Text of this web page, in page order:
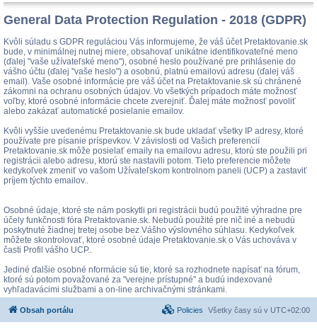
General Data Protection Regulation - 2018 (GDPR)
Kvôli súladu s GDPR reguláciou Vás informujeme, že váš účet Pretaktovanie.sk
bude, v minimálnej nutnej miere, obsahovať unikátne identifikovateľné meno
(ďalej "vaše užívateľské meno"), osobné heslo používané pre prihlásenie do
vášho účtu (ďalej "vaše heslo") a osobnú, platnú emailovú adresu (ďalej váš
email). Vaše osobné informácie pre váš účet na Pretaktovanie.sk sú chránené
zákomni na ochranu osobných údajov. Vo všetkých prípadoch máte možnosť
voľby, ktoré osobné informácie chcete zverejniť. Ďalej máte možnosť povoliť
alebo zakázať automatické posielanie emailov.
Kvôli vyššie uvedenému Pretaktovanie.sk bude ukladať všetky IP adresy, ktoré
používate pre písanie príspevkov. V závislosti od Vašich preferencií
Pretaktovanie.sk môže posielať emaily na emailovu adresu, ktorú ste použili pri
registrácii alebo adresu, ktorú ste nastavili potom. Tieto preferencie môžete
kedykoľvek zmeniť vo vašom Užívateľskom kontrolnom paneli (UCP) a zastaviť
príjem týchto emailov..
Osobné údaje, ktoré ste nám poskytli pri registrácii budú použité výhradne pre
účely funkčnosti fóra Pretaktovanie.sk. Nebudú použité pre nič iné a nebudú
poskytnuté žiadnej tretej osobe bez Vášho výslovného súhlasu. Kedykoľvek
môžete skontrolovať, ktoré osobné údaje Pretaktovanie.sk o Vás uchováva v
časti Profil vášho UCP..
Jediné ďalšie osobné nformácie sú tie, ktoré sa rozhodnete napísať na fórum,
ktoré sú potom považované za "verejne prístupné" a budú indexované
vyhľadavácimi službami a on-line archivačnými stránkami.
Obsah portálu Všetky časy sú v UTC+02:00
Policies